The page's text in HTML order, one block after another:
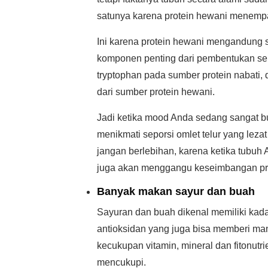
satunya karena protein hewani
Ini karena protein hewani
komponen penting dari pembentukan
tryptophan pada sumber protein
dari sumber protein hewani.
Jadi ketika mood Anda sedang sangat
menikmati seporsi omlet telur yang
jangan berlebihan, karena ketika tubuh
juga akan menggangu keseimbangan
Banyak makan sayur dan buah
Sayuran dan buah dikenal memiliki
antioksidan yang juga bisa memberi
kecukupan vitamin, mineral dan
mencukupi.